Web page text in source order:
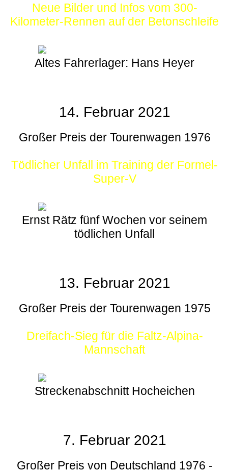
Neue Bilder und Infos vom 300-
Kilometer-Rennen auf der Betonschleife
Altes Fahrerlager: Hans Heyer
14. Februar 2021
Großer Preis der Tourenwagen 1976
Tödlicher Unfall im Training der Formel-
Super-V
Ernst Rätz fünf Wochen vor seinem
tödlichen Unfall
13. Februar 2021
Großer Preis der Tourenwagen 1975
Dreifach-Sieg für die Faltz-Alpina-
Mannschaft
Streckenabschnitt Hocheichen
7. Februar 2021
Großer Preis von Deutschland 1976 -